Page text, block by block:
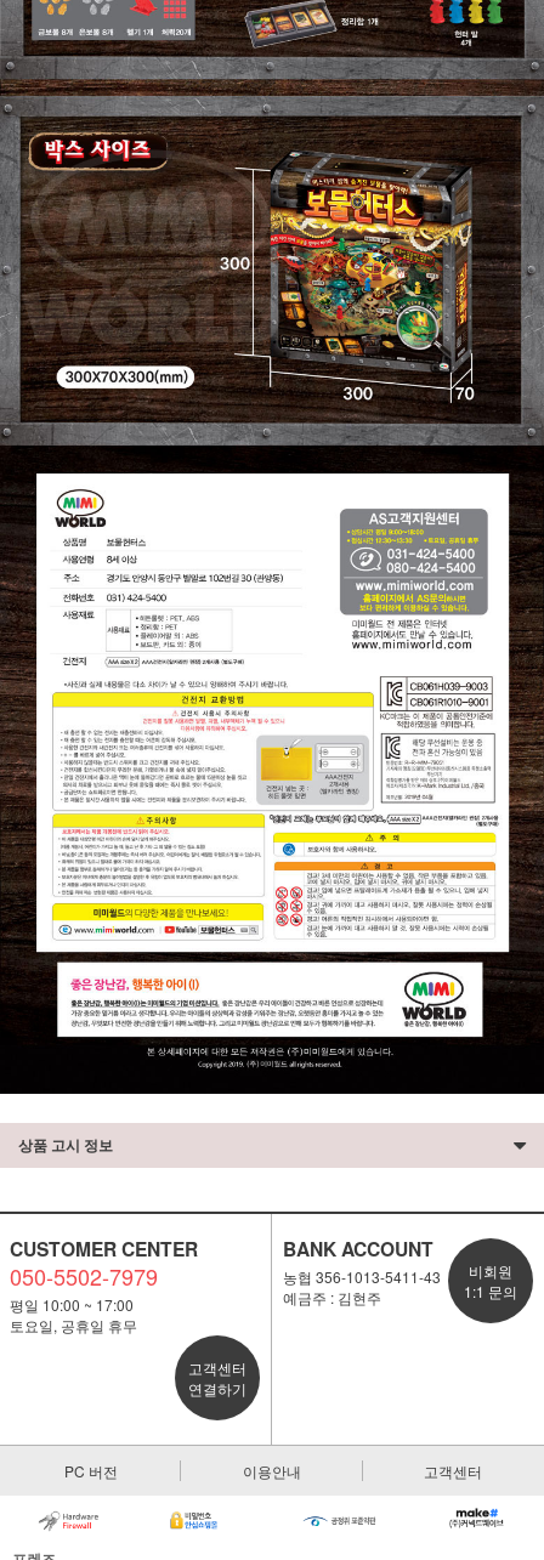
상품 고시 정보
CUSTOMER CENTER
050-5502-7979
평일 10:00 ~ 17:00
토요일, 공휴일 휴무
고객센터
연결하기
BANK ACCOUNT
농협 356-1013-5411-43
예금주 : 김현주
비회원
1:1 문의
PC 버전 이용안내 고객센터